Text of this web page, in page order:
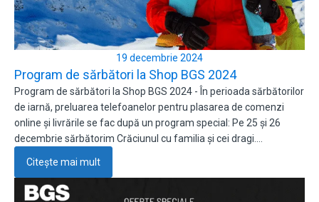
19 decembrie 2024
Program de sărbători la Shop BGS 2024
Program de sărbători la Shop BGS 2024 - În perioada sărbătorilor
de iarnă, preluarea telefoanelor pentru plasarea de comenzi
online și livrările se fac după un program special: Pe 25 și 26
decembrie sărbătorim Crăciunul cu familia și cei dragi.…
Citește mai mult